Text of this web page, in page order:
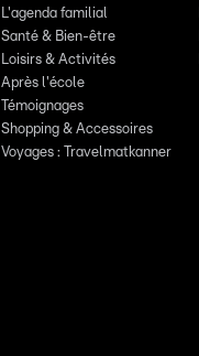
L'agenda familial
Santé & Bien-être
Loisirs & Activités
Après l'école
Témoignages
Shopping & Accessoires
Voyages : Travelmatkanner